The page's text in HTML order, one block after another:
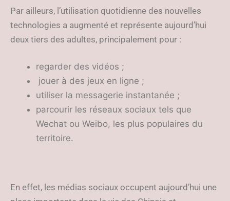
Par ailleurs, l’utilisation quotidienne des nouvelles
technologies a augmenté et représente aujourd’hui
deux tiers des adultes, principalement pour :
regarder des vidéos ;
jouer à des jeux en ligne ;
utiliser la messagerie instantanée ;
parcourir les réseaux sociaux tels que
Wechat ou Weibo, les plus populaires du
territoire.
En effet, les médias sociaux occupent aujourd’hui une